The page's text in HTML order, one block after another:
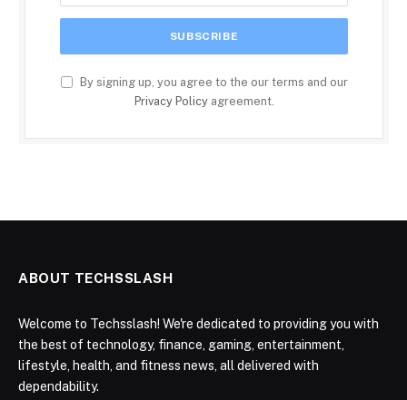
By signing up, you agree to the our terms and our
Privacy Policyagreement.
ABOUT TECHSSLASH
Welcome to Techsslash! We're dedicated to providing you with
the best of technology, finance, gaming, entertainment,
lifestyle, health, and fitness news, all delivered with
dependability.